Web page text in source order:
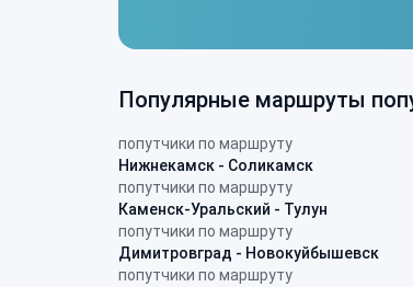
Популярные маршруты
попутчики по маршруту
Нижнекамск - Соликамск
попутчики по маршруту
Каменск-Уральский - Тулун
попутчики по маршруту
Димитровград - Новокуйбышевск
попутчики по маршруту